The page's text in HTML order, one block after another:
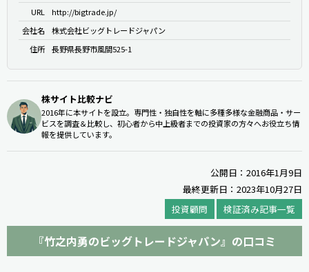
URL
http://bigtrade.jp/
会社名
株式会社ビッグトレードジャパン
住所
長野県長野市風間525-1
株サイト比較ナビ
2016年に本サイトを設立。専門性・独自性を軸に多種多様な金融商品・サー
ビスを調査＆比較し、初心者から中上級者までの投資家の方々へお役立ち情
報を提供しています。
公開日：2016年1月9日
最終更新日：2023年10月27日
投資顧問
検証済み記事一覧
『竹之内勇のビッグトレードジャパン』の口コミ